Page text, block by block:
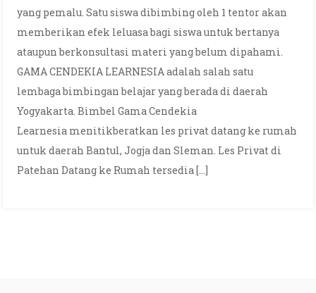
yang pemalu. Satu siswa dibimbing oleh 1 tentor akan
memberikan efek leluasa bagi siswa untuk bertanya
ataupun berkonsultasi materi yang belum dipahami.
GAMA CENDEKIA LEARNESIA adalah salah satu
lembaga bimbingan belajar yang berada di daerah
Yogyakarta. Bimbel Gama Cendekia
Learnesia menitikberatkan les privat datang ke rumah
untuk daerah Bantul, Jogja dan Sleman. Les Privat di
Patehan Datang ke Rumah tersedia […]